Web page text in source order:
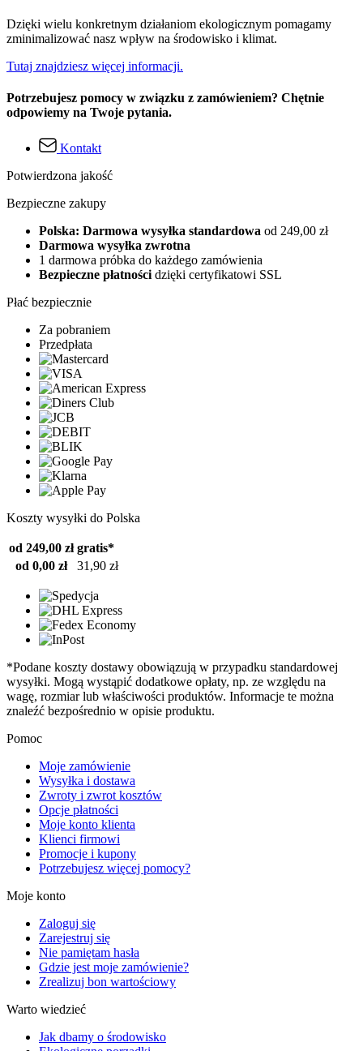
Dzięki wielu konkretnym działaniom ekologicznym pomagamy
zminimalizować nasz wpływ na środowisko i klimat.
Tutaj znajdziesz więcej informacji.
Potrzebujesz pomocy w związku z zamówieniem? Chętnie
odpowiemy na Twoje pytania.
Kontakt
Potwierdzona jakość
Bezpieczne zakupy
Polska: Darmowa wysyłka standardowa od 249,00 zł
Darmowa wysyłka zwrotna
1 darmowa próbka do każdego zamówienia
Bezpieczne płatności dzięki certyfikatowi SSL
Płać bezpiecznie
Za pobraniem
Przedpłata
Koszty wysyłki do Polska
od 249,00 zł gratis*
od 0,00 zł
31,90 zł
*Podane koszty dostawy obowiązują w przypadku standardowej
wysyłki. Mogą wystąpić dodatkowe opłaty, np. ze względu na
wagę, rozmiar lub właściwości produktów. Informacje te można
znaleźć bezpośrednio w opisie produktu.
Pomoc
Moje zamówienie
Wysyłka i dostawa
Zwroty i zwrot kosztów
Opcje płatności
Moje konto klienta
Klienci firmowi
Promocje i kupony
Potrzebujesz więcej pomocy?
Moje konto
Zaloguj się
Zarejestruj się
Nie pamiętam hasła
Gdzie jest moje zamówienie?
Zrealizuj bon wartościowy
Warto wiedzieć
Jak dbamy o środowisko